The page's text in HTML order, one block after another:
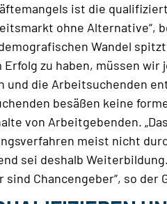
ist die
ohne Alternative“,
Wandel
zu haben, müssen
und die Arbeitsuchenden
besäßen keine
von Arbeitgebenden.
meist nicht
sei deshalb
Chancengeber“, so der